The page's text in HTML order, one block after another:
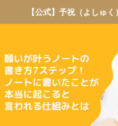
【公式】予祝（よしゅ